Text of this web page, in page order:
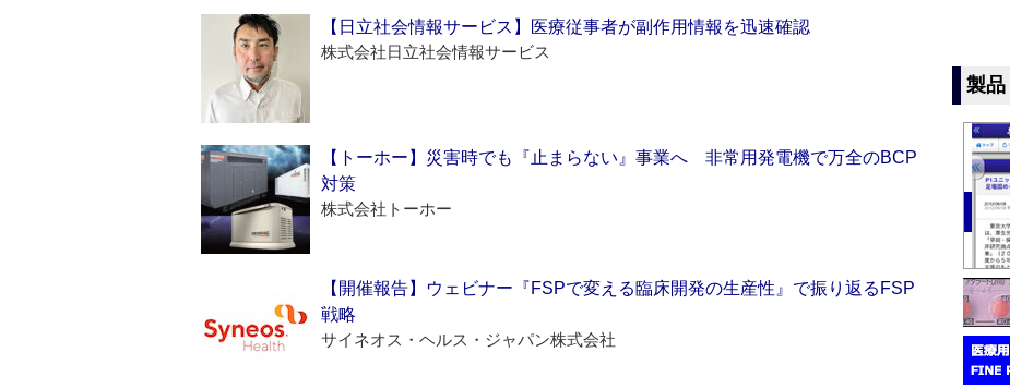
【日立社会情報サービス】医療従事者が副作用情報を迅速確認
株式会社日立社会情報サービス
【トーホー】災害時でも『止まらない』事業へ 非常用発電機で万全のBCP
対策
株式会社トーホー
【開催報告】ウェビナー『FSPで変える臨床開発の生産性』で振り返るFSP
戦略
サイネオス・ヘルス・ジャパン株式会社
製品